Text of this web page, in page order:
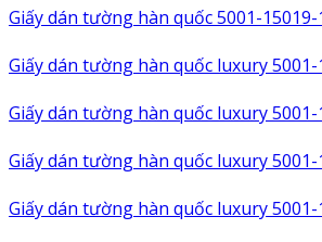
Giấy dán tường hàn quốc 5001-15019-
Giấy dán tường hàn quốc luxury 5001-
Giấy dán tường hàn quốc luxury 5001-
Giấy dán tường hàn quốc luxury 5001-
Giấy dán tường hàn quốc luxury 5001-